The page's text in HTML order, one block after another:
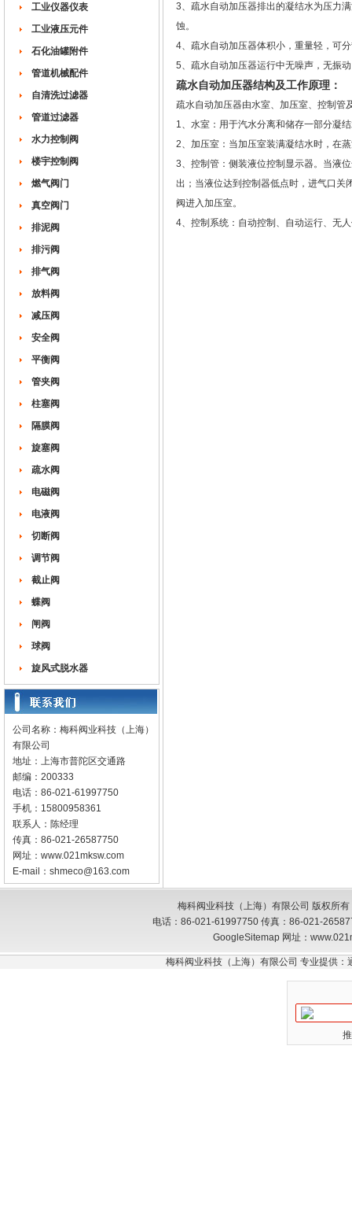
工业仪器仪表
工业液压元件
石化油罐附件
管道机械配件
自清洗过滤器
管道过滤器
水力控制阀
楼宇控制阀
燃气阀门
真空阀门
排泥阀
排污阀
排气阀
放料阀
减压阀
安全阀
平衡阀
管夹阀
柱塞阀
隔膜阀
旋塞阀
疏水阀
电磁阀
电液阀
切断阀
调节阀
截止阀
蝶阀
闸阀
球阀
旋风式脱水器
公司名称：梅科阀业科技（上海）
有限公司
地址：上海市普陀区交通路
邮编：200333
电话：86-021-61997750
手机：15800958361
联系人：陈经理
传真：86-021-26587750
网址： www.021mksw.com
E-mail： shmeco@163.com
3、疏水自动加压器排出的凝结水为压力
蚀。
4、疏水自动加压器体积小，重量轻，可
5、疏水自动加压器运行中无噪声，无振
疏水自动加压器结构及工作原理：
疏水自动加压器由水室、加压室、控制管
1、水室：用于汽水分离和储存一部分凝
2、加压室：当加压室装满凝结水时，在
3、控制管：侧装液位控制显示器。当液
出；当液位达到控制器低点时，进气口关
阀进入加压室。
4、控制系统：自动控制、自动运行、无
梅科阀业科技（上海）有限公司 版权所
电话：86-021-61997750 传真：86-021-
GoogleSitemap网址：
梅科阀业科技（上海）有限公司 专业提供